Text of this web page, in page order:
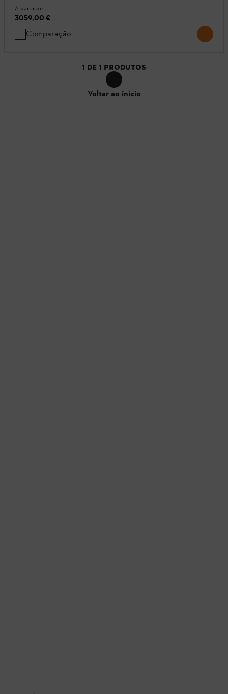
A partir de
3059,00 €
Comparação
1 DE 1 PRODUTOS
Voltar ao início